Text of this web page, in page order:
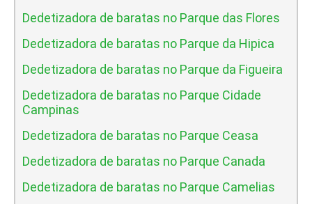
Dedetizadora de baratas no Parque das Flores
Dedetizadora de baratas no Parque da Hipica
Dedetizadora de baratas no Parque da Figueira
Dedetizadora de baratas no Parque Cidade
Campinas
Dedetizadora de baratas no Parque Ceasa
Dedetizadora de baratas no Parque Canada
Dedetizadora de baratas no Parque Camelias